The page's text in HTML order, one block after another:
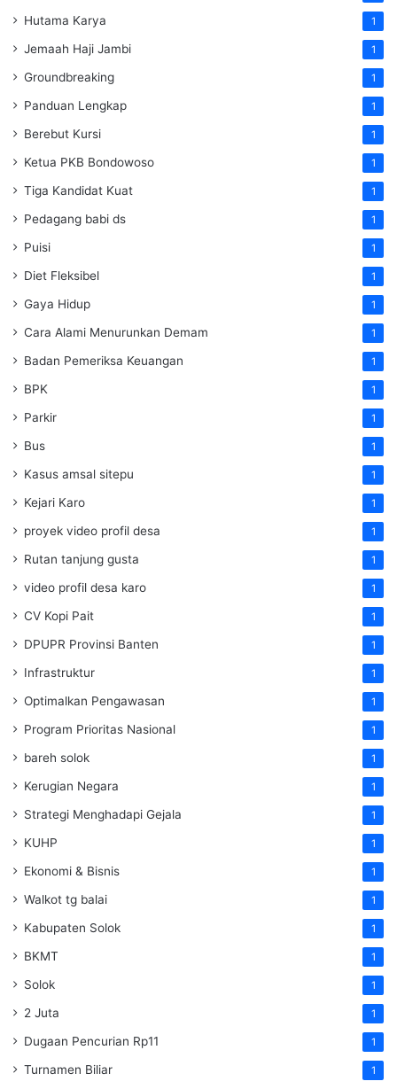
Hutama Karya 1
Jemaah Haji Jambi 1
Groundbreaking 1
Panduan Lengkap 1
Berebut Kursi 1
Ketua PKB Bondowoso 1
Tiga Kandidat Kuat 1
Pedagang babi ds 1
Puisi 1
Diet Fleksibel 1
Gaya Hidup 1
Cara Alami Menurunkan Demam 1
Badan Pemeriksa Keuangan 1
BPK 1
Parkir 1
Bus 1
Kasus amsal sitepu 1
Kejari Karo 1
proyek video profil desa 1
Rutan tanjung gusta 1
video profil desa karo 1
CV Kopi Pait 1
DPUPR Provinsi Banten 1
Infrastruktur 1
Optimalkan Pengawasan 1
Program Prioritas Nasional 1
bareh solok 1
Kerugian Negara 1
Strategi Menghadapi Gejala 1
KUHP 1
Ekonomi & Bisnis 1
Walkot tg balai 1
Kabupaten Solok 1
BKMT 1
Solok 1
2 Juta 1
Dugaan Pencurian Rp11 1
Turnamen Biliar 1